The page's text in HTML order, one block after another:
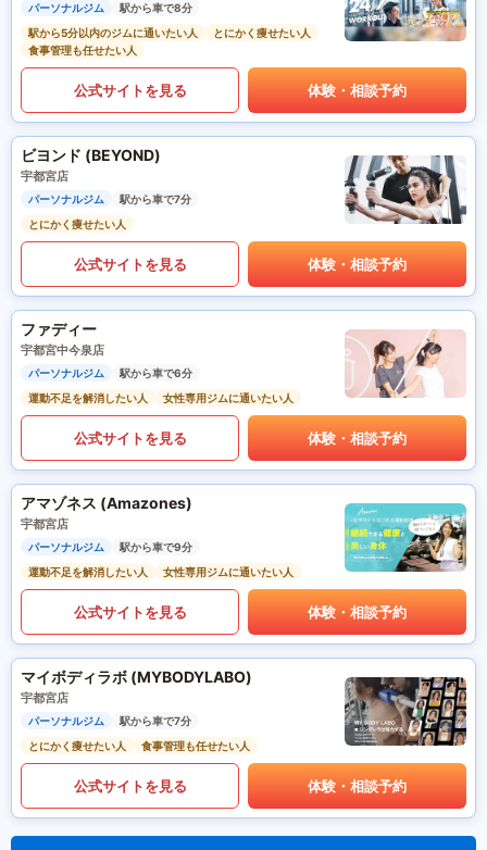
パーソナルジム
駅から車で8分
駅から5分以内のジムに通いたい人
とにかく痩せたい人
食事管理も任せたい人
公式サイトを見る 体験・相談予約
ビヨンド (BEYOND)
宇都宮店
パーソナルジム
駅から車で7分
とにかく痩せたい人
公式サイトを見る 体験・相談予約
ファディー
宇都宮中今泉店
パーソナルジム
駅から車で6分
運動不足を解消したい人
女性専用ジムに通いたい人
公式サイトを見る 体験・相談予約
アマゾネス (Amazones)
宇都宮店
パーソナルジム
駅から車で9分
運動不足を解消したい人
女性専用ジムに通いたい人
公式サイトを見る 体験・相談予約
マイボディラボ (MYBODYLABO)
宇都宮店
パーソナルジム
駅から車で7分
とにかく痩せたい人
食事管理も任せたい人
公式サイトを見る 体験・相談予約